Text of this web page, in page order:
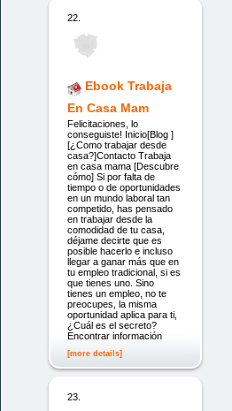
22.
Ebook Trabaja
En Casa Mam
Felicitaciones, lo
conseguiste! Inicio[Blog ]
[¿Como trabajar desde
casa?]Contacto Trabaja
en casa mama [Descubre
cómo] Si por falta de
tiempo o de oportunidades
en un mundo laboral tan
competido, has pensado
en trabajar desde la
comodidad de tu casa,
déjame decirte que es
posible hacerlo e incluso
llegar a ganar más que en
tu empleo tradicional, si es
que tienes uno. Sino
tienes un empleo, no te
preocupes, la misma
oportunidad aplica para ti,
¿Cuál es el secreto?
Encontrar información
[more details]
23.